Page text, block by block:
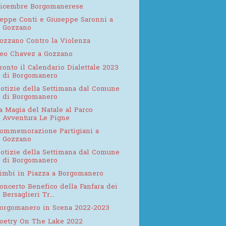
Borgomanerese
Conti e Giuseppe Saronni a
Gozzano
Contro la Violenza
Chavez a Gozzano
il Calendario Dialettale 2023
di Borgomanero
della Settimana dal Comune
di Borgomanero
Magia del Natale al Parco
Avventura Le Pigne
Partigiani a
Gozzano
della Settimana dal Comune
di Borgomanero
in Piazza a Borgomanero
Benefico della Fanfara dei
Bersaglieri Tr...
in Scena 2022-2023
On The Lake 2022